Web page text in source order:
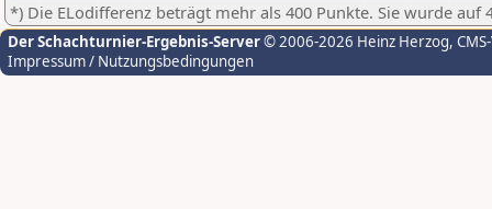
*) Die ELodifferenz beträgt mehr als 400 Punkte. Sie wurde auf
Der Schachturnier-Ergebnis-Server© 2006-2026 Heinz Herzog,
Impressum / Nutzungsbedingungen